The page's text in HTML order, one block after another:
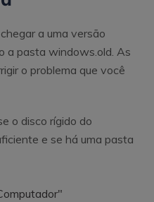
a uma versão
a pasta windows.old. As
o problema que você
o disco rígido do
e se há uma pasta